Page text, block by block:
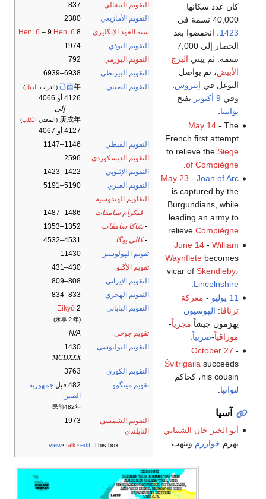
التقويم البنغالي
837
التقويم الأمازيغي
2380
سنة العهد الإنگليزي
8
Hen. 6 – 9 Hen. 6
التقويم البوذي
1974
التقويم البورمي
792
التقويم البيزنطي
6938–6939
التقويم الصيني
己酉年 (التراب الديك)
4126 أو 4066
— إلى —
庚戌年 (المعدن الكلب)
4127 أو 4067
التقويم القبطي
1146–1147
التقويم الديسكوردي
2596
التقويم الإثيوپي
1422–1423
التقويم العبري
5190–5191
التقاويم الهندوسية
- ڤيكرام سامڤات
1486–1487
-شاكا سامڤات
1352–1353
-كالي يوگا
4531–4532
تقويم الهولوسين
11430
تقويم الإگبو
430–431
التقويم الإيراني
808–809
التقويم الهجري
833–834
التقويم الياباني
Eikyō 2
(永享２年)
تقويم جوچى
N/A
التقويم اليوليوسي
1430
MCDXXX
التقويم الكوري
3763
تقويم مينگوو
482 قبل
جمهورية
الصين
民前482年
التقويم الشمسي
التايلندي
1973
This box:
view talk edit
كان عدد سكانها
40,000 نسمة في
1423، انخفضوا بعد
الحصار إلى 7,000
نسمة. ثم يبني البرج
الأبيض، ثم يواصل
التوغل في إپيروس.
وفي 9 أكتوبر
يفتح
يوانينا.
May 14- The
French first attempt
to relieve the Siege
of Compiègne
May 23 - Joan of Arc
is captured by the
Burgundians, while
leading an army to
relieve Compiègne
June 14- William
Waynfletebecomes
vicar of Skendleby،
Lincolnshire
11 يوليو
- معركة
ترناڤا: الهوسيون
يهزمون جيشاً مجرياً-
موراڤياً-صربياً
October 27 -
Švitrigailasucceeds
his cousin، كحاكم
لتوانيا.
آسيا
أبو الخير خان الشيباني
يهزم خوارزم وينهب